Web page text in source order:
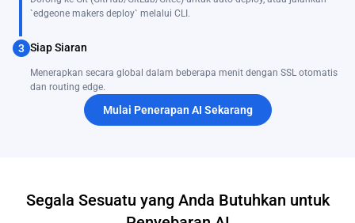
`edgeone makers deploy` melalui CLI.
3 Siap Siaran
Menerapkan secara global dalam beberapa menit dengan SSL otomatis
dan routing edge.
Mulai Penerapan AI Sekarang
Segala Sesuatu yang Anda Butuhkan untuk